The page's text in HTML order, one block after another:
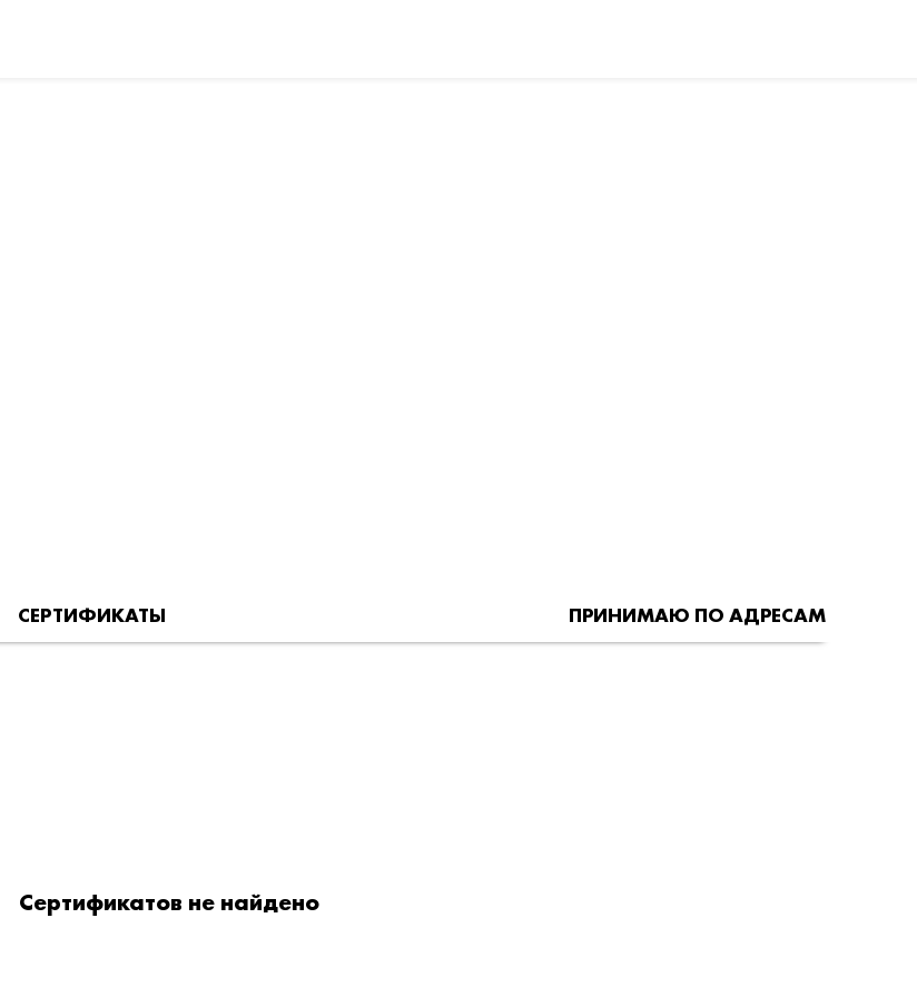
СЕРТИФИКАТЫ ПРИНИМАЮ ПО АДРЕСАМ
Сертификатов не найдено